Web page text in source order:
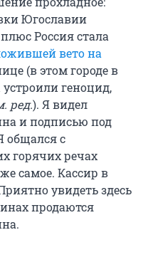
Югославии
Россия стала
вето на
(в этом городе в
устроили геноцид,
ред.). Я видел
и подписью под
общался с
горячих речах
самое. Кассир в
увидеть здесь
продаются